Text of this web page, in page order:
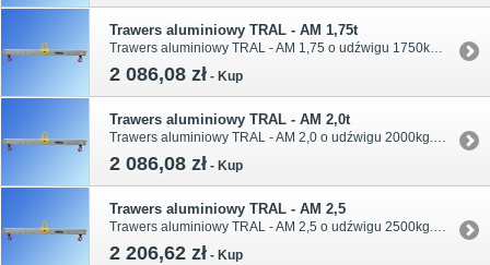
Trawers aluminiowy TRAL - AM 1,75t
2 086,08 zł - Kup
Trawers aluminiowy TRAL - AM 2,0t
2 086,08 zł - Kup
Trawers aluminiowy TRAL - AM 2,5
2 206,62 zł - Kup